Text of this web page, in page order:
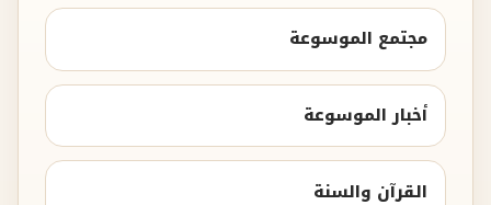
مجتمع الموسوعة
أخبار الموسوعة
القرآن والسنة